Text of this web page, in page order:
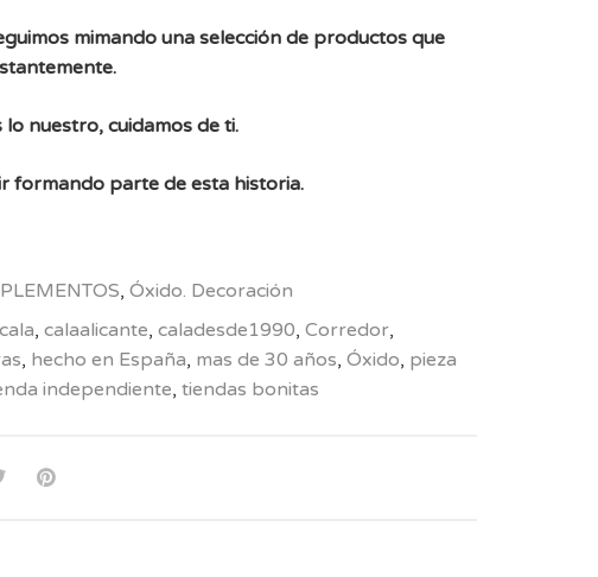
mimando una selección de productos que
lo nuestro, cuidamos de ti.
formando parte de esta historia.
, Óxido. Decoración
cala, calaalicante, caladesde1990, Corredor,
, hecho en España, mas de 30 años, Óxido, pieza
independiente, tiendas bonitas